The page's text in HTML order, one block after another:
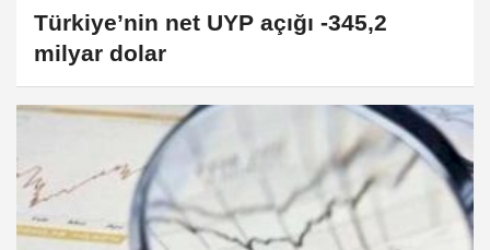
Türkiye’nin net UYP açığı -345,2
milyar dolar